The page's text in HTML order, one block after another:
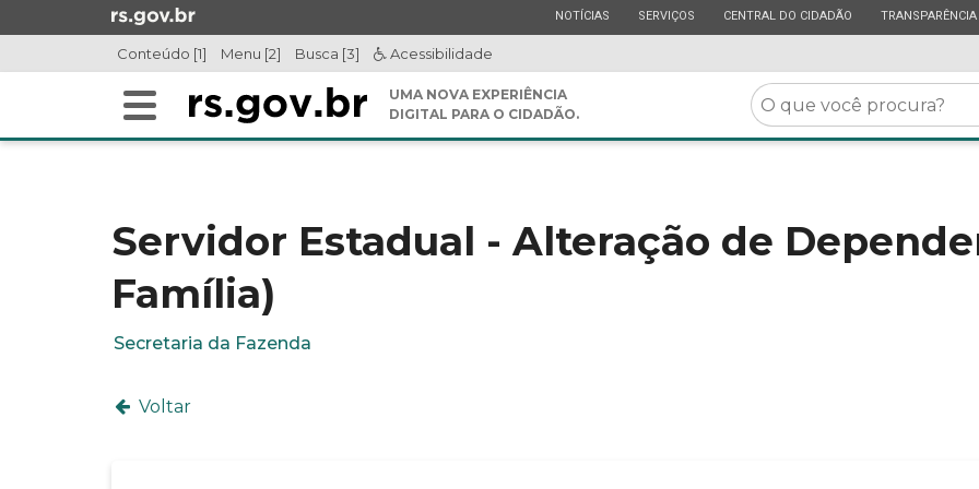
para
para
ESTADO
NOTÍCIAS ESTADO
SERVIÇOS ESTADO
CENTRAL DO CIDADÃO ESTADO
TRANSPARÊNCIA
Conteúdo [1] Menu [2] Busca [3] Acessibilidade
Alterna
UMA NOVA EXPERIÊNCIA
DIGITAL PARA O CIDADÃO.
O
que
você
Servidor Estadual - Alteração de
Família)
Secretaria da Fazenda
Voltar